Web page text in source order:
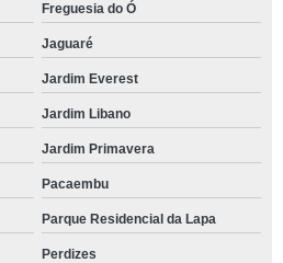
Freguesia do Ó
Jaguaré
Jardim Everest
Jardim Libano
Jardim Primavera
Pacaembu
Parque Residencial da Lapa
Perdizes